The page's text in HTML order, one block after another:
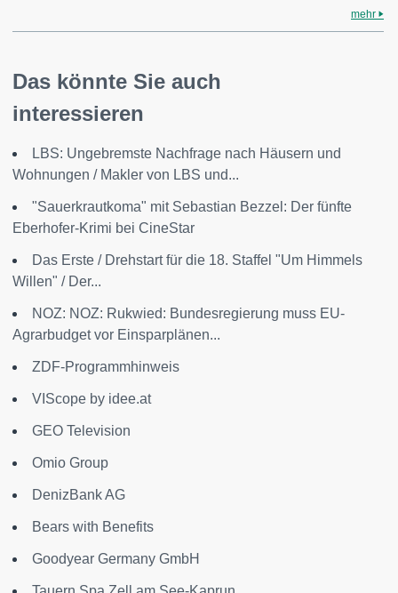
mehr
Das könnte Sie auch
interessieren
LBS: Ungebremste Nachfrage nach Häusern und
Wohnungen / Makler von LBS und...
"Sauerkrautkoma" mit Sebastian Bezzel: Der fünfte
Eberhofer-Krimi bei CineStar
Das Erste / Drehstart für die 18. Staffel "Um Himmels
Willen" / Der...
NOZ: NOZ: Rukwied: Bundesregierung muss EU-
Agrarbudget vor Einsparplänen...
ZDF-Programmhinweis
VIScope by idee.at
GEO Television
Omio Group
DenizBank AG
Bears with Benefits
Goodyear Germany GmbH